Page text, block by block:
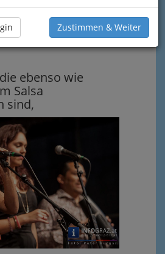
Zustimmen & Weiter
wir seine Salsa
Vision“, die es
Qualität nicht
ebenso wie
Salsa
sind,